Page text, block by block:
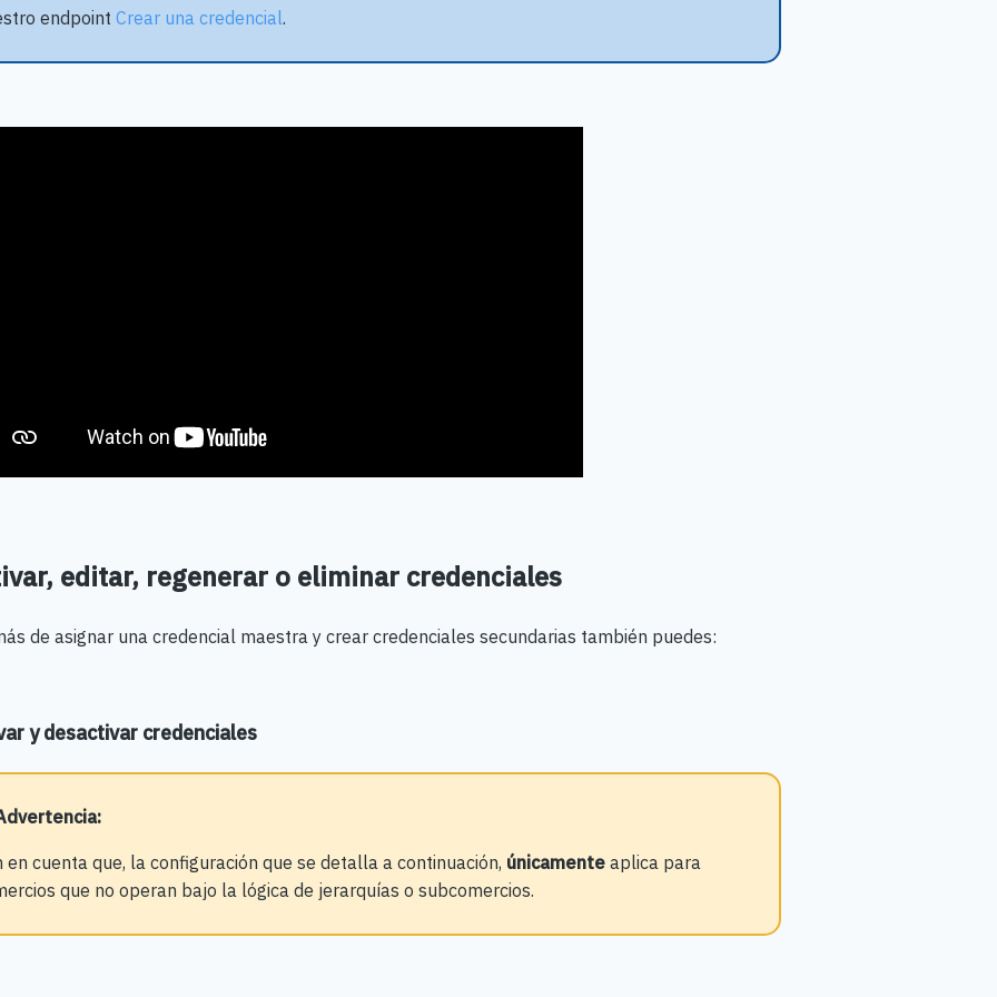
endpoint Crear una credencial.
editar, regenerar o eliminar credenciales
de asignar una credencial maestra y crear credenciales secundarias también puedes:
y desactivar credenciales
:
en cuenta que, la configuración que se detalla a continuación, únicamenteaplica para
que no operan bajo la lógica de jerarquías o subcomercios.